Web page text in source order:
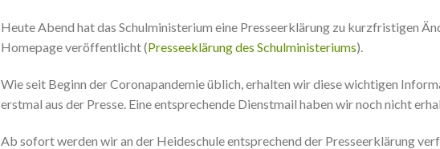
Heute Abend hat das Schulministerium eine Presseerklärung zu kurzfristigen
Homepage veröffentlicht (Presseeklärung des Schulministeriums).
Wie seit Beginn der Coronapandemie üblich, erhalten wir diese wichtigen
erstmal aus der Presse. Eine entsprechende Dienstmail haben wir noch nicht
Ab sofort werden wir an der Heideschule entsprechend der Presseerklärung